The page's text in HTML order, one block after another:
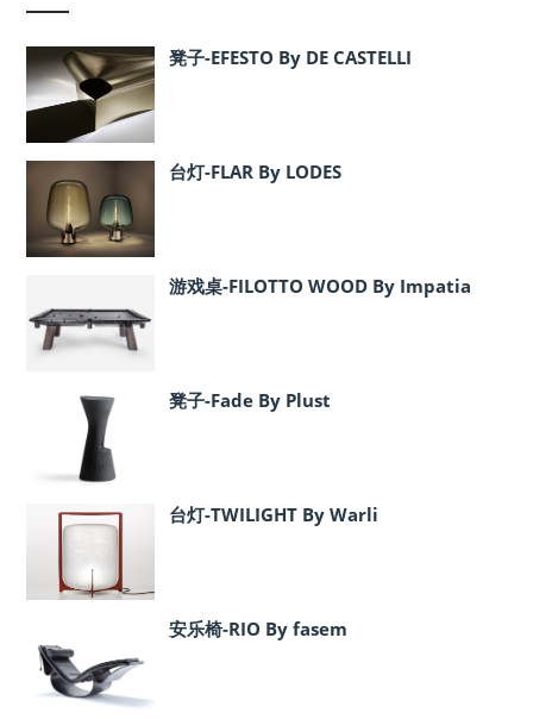
凳子-EFESTO By DE CASTELLI
台灯-FLAR By LODES
游戏桌-FILOTTO WOOD By Impatia
凳子-Fade By Plust
台灯-TWILIGHT By Warli
安乐椅-RIO By fasem